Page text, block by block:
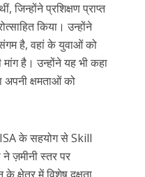
प्रशिक्षण प्राप्त
किया। उन्होंने
है, वहां के युवाओं को
है। उन्होंने यह भी कहा
अपनी क्षमताओं को
के सहयोग से Skill
ज़मीनी स्तर पर